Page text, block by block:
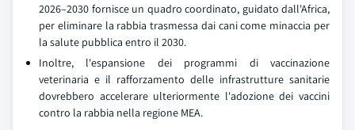
2026–2030 fornisce un quadro coordinato, guidato dall'Africa,
per eliminare la rabbia trasmessa dai cani come minaccia per
la salute pubblica entro il 2030.
Inoltre, l'espansione dei programmi di vaccinazione
veterinaria e il rafforzamento delle infrastrutture sanitarie
dovrebbero accelerare ulteriormente l'adozione dei vaccini
contro la rabbia nella regione MEA.